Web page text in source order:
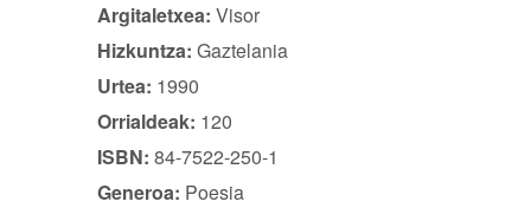
Argitaletxea: Visor
Hizkuntza: Gaztelania
Urtea: 1990
Orrialdeak: 120
ISBN: 84-7522-250-1
Generoa: Poesia